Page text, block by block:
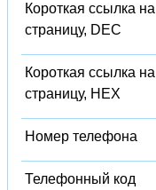
Короткая ссылка на
страницу, DEC
Короткая ссылка на
страницу, HEX
Номер телефона
Телефонный код